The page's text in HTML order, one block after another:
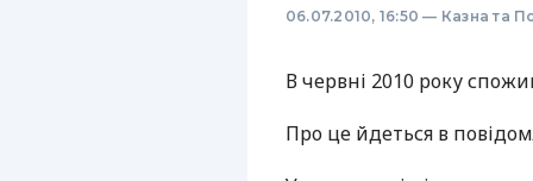
06.07.2010, 16:50 — Казна та
В червні 2010 року
Про це йдеться в